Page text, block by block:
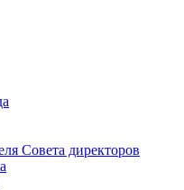
Совета директоров